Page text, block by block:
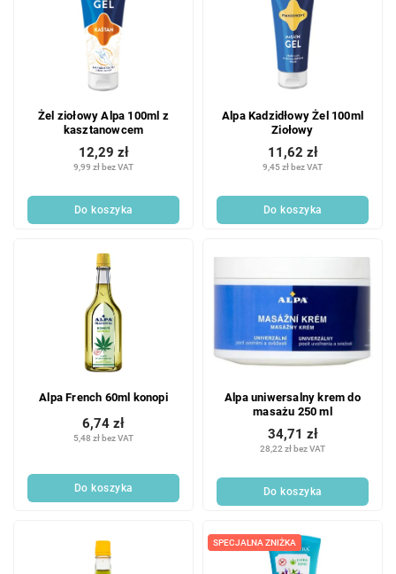
Żel ziołowy Alpa 100ml z
kasztanowcem
9,99 zł bez VAT
12,29 zł
Do koszyka
Alpa Kadzidłowy Żel 100ml
Ziołowy
9,45 zł bez VAT
11,62 zł
Do koszyka
Alpa French 60ml konopi
5,48 zł bez VAT
6,74 zł
Do koszyka
Alpa uniwersalny krem do
masażu 250 ml
28,22 zł bez VAT
34,71 zł
Do koszyka
SPECJALNA ZNIŻKA